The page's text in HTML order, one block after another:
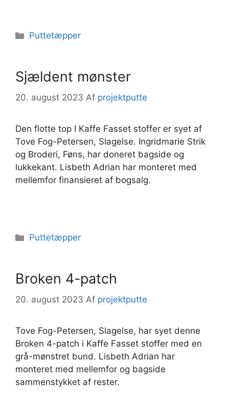
Kategorier
Puttetæpper
Sjældent mønster
20. august 2023 Af projektputte
Den flotte top I Kaffe Fasset stoffer er syet af
Tove Fog-Petersen, Slagelse. Ingridmarie Strik
og Broderi, Føns, har doneret bagside og
lukkekant. Lisbeth Adrian har monteret med
mellemfor finansieret af bogsalg.
Kategorier
Puttetæpper
Broken 4-patch
20. august 2023 Af projektputte
Tove Fog-Petersen, Slagelse, har syet denne
Broken 4-patch i Kaffe Fasset stoffer med en
grå-mønstret bund. Lisbeth Adrian har
monteret med mellemfor og bagside
sammenstykket af rester.